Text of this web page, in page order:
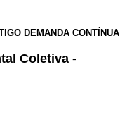
DEMANDA CONTÍNUA
Coletiva -